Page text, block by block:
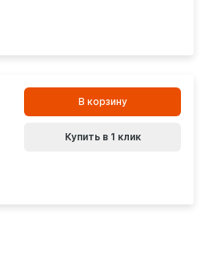
В корзину
Купить в 1 клик